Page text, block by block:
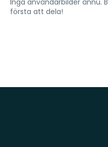
första att dela!